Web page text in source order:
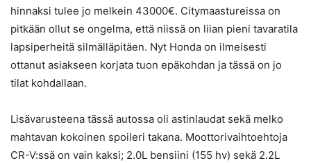
hinnaksi tulee jo melkein 43000€. Citymaastureissa on
pitkään ollut se ongelma, että niissä on liian pieni tavaratila
lapsiperheitä silmälläpitäen. Nyt Honda on ilmeisesti
ottanut asiakseen korjata tuon epäkohdan ja tässä on jo
tilat kohdallaan.
Lisävarusteena tässä autossa oli astinlaudat sekä melko
mahtavan kokoinen spoileri takana. Moottorivaihtoehtoja
CR-V:ssä on vain kaksi; 2.0L bensiini (155 hv) sekä 2.2L